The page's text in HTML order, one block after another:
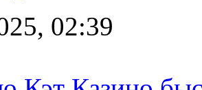
02:39